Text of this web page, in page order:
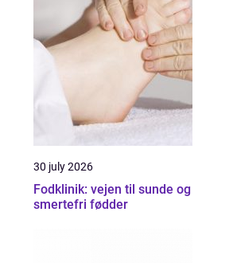
30 july 2026
Fodklinik: vejen til sunde og
smertefri fødder